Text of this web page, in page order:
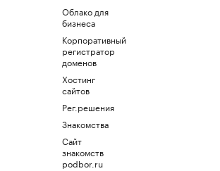
Облако для
бизнеса
Корпоративный
регистратор
доменов
Хостинг
сайтов
Рег.решения
Знакомства
Сайт
знакомств
podbor.ru